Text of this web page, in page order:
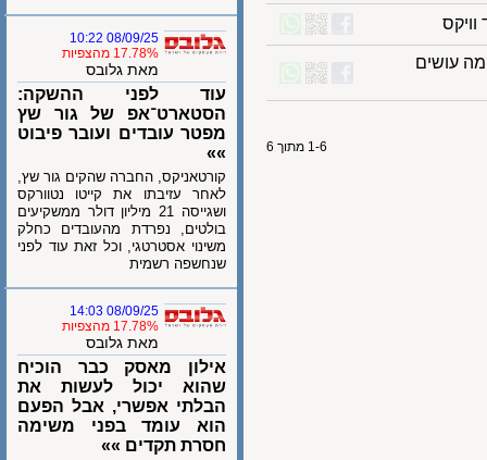
עושים
08/09/25 10:22
17.78% מהצפיות
מאת גלובס
עוד לפני ההשקה:
הסטארט־אפ של גור שץ
מפטר עובדים ועובר פיבוט
קורטאניקס, החברה שהקים גור שץ,
לאחר עזיבתו את קייטו נטוורקס
ושגייסה 21 מיליון דולר ממשקיעים
בולטים, נפרדת מהעובדים כחלק
משינוי אסטרטגי, וכל זאת עוד לפני
שנחשפה רשמית
08/09/25 14:03
17.78% מהצפיות
מאת גלובס
אילון מאסק כבר הוכיח
שהוא יכול לעשות את
הבלתי אפשרי, אבל הפעם
הוא עומד בפני משימה
חסרת תקדים »»